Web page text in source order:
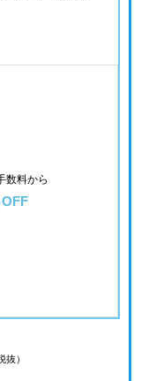
数料から
OFF
）